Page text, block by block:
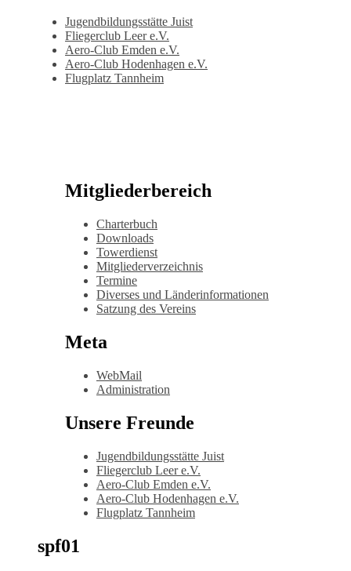
Jugendbildungsstätte Juist
Fliegerclub Leer e.V.
Aero-Club Emden e.V.
Aero-Club Hodenhagen e.V.
Flugplatz Tannheim
Mitgliederbereich
Charterbuch
Downloads
Towerdienst
Mitgliederverzeichnis
Termine
Diverses und Länderinformationen
Satzung des Vereins
Meta
WebMail
Administration
Unsere Freunde
Jugendbildungsstätte Juist
Fliegerclub Leer e.V.
Aero-Club Emden e.V.
Aero-Club Hodenhagen e.V.
Flugplatz Tannheim
spf01